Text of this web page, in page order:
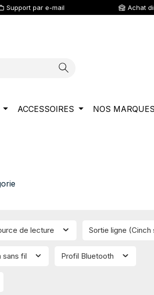
Support par e-mail Achat
ACCESSOIRES NOS MARQUES
de lecture Sortie ligne (Cinch
sans fil Profil Bluetooth